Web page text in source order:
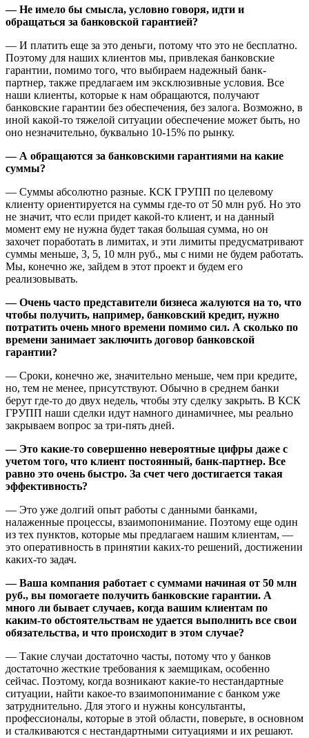
— Не имело бы смысла, условно говоря, идти и
обращаться за банковской гарантией?
— И платить еще за это деньги, потому что это не бесплатно.
Поэтому для наших клиентов мы, привлекая банковские
гарантии, помимо того, что выбираем надежный банк-
партнер, также предлагаем им эксклюзивные условия. Все
наши клиенты, которые к нам обращаются, получают
банковские гарантии без обеспечения, без залога. Возможно, в
иной какой-то тяжелой ситуации обеспечение может быть, но
оно незначительно, буквально 10-15% по рынку.
— А обращаются за банковскими гарантиями на какие
суммы?
— Суммы абсолютно разные. КСК ГРУПП по целевому
клиенту ориентируется на суммы где-то от 50 млн руб. Но это
не значит, что если придет какой-то клиент, и на данный
момент ему не нужна будет такая большая сумма, но он
захочет поработать в лимитах, и эти лимиты предусматривают
суммы меньше, 3, 5, 10 млн руб., мы с ними не будем работать.
Мы, конечно же, зайдем в этот проект и будем его
реализовывать.
— Очень часто представители бизнеса жалуются на то, что
чтобы получить, например, банковский кредит, нужно
потратить очень много времени помимо сил. А сколько по
времени занимает заключить договор банковской
гарантии?
— Сроки, конечно же, значительно меньше, чем при кредите,
но, тем не менее, присутствуют. Обычно в среднем банки
берут где-то до двух недель, чтобы эту сделку закрыть. В КСК
ГРУПП наши сделки идут намного динамичнее, мы реально
закрываем вопрос за три-пять дней.
— Это какие-то совершенно невероятные цифры даже с
учетом того, что клиент постоянный, банк-партнер. Все
равно это очень быстро. За счет чего достигается такая
эффективность?
— Это уже долгий опыт работы с данными банками,
налаженные процессы, взаимопонимание. Поэтому еще один
из тех пунктов, которые мы предлагаем нашим клиентам, —
это оперативность в принятии каких-то решений, достижении
каких-то задач.
— Ваша компания работает с суммами начиная от 50 млн
руб., вы помогаете получить банковские гарантии. А
много ли бывает случаев, когда вашим клиентам по
каким-то обстоятельствам не удается выполнить все свои
обязательства, и что происходит в этом случае?
— Такие случаи достаточно часты, потому что у банков
достаточно жесткие требования к заемщикам, особенно
сейчас. Поэтому, когда возникают какие-то нестандартные
ситуации, найти какое-то взаимопонимание с банком уже
затруднительно. Для этого и нужны консультанты,
профессионалы, которые в этой области, поверьте, в основном
и сталкиваются с нестандартными ситуациями и их решают.